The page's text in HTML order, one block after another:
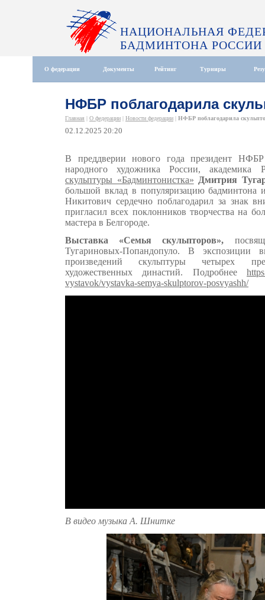
НАЦИОНАЛЬНАЯ
БАДМИНТОНА РОССИИ
О федерации Документы Рейтинг Турниры
НФБР поблагодарила
Главная | О федерации | Новости федерации | НФБР поблагодарила
02.12.2025 20:20
В преддверии нового года президент
народного художника России, академика
скульптуры «Бадминтонистка» Дмитрия
большой вклад в популяризацию бадминтона
Никитович сердечно поблагодарил за знак
пригласил всех поклонников творчества на
мастера в Белгороде.
Выставка «Семья скульпторов»,
Тугариновых-Попандопуло. В экспозиции
произведений скульптуры четырех
художественных династий. Подробнее
vystavok/vystavka-semya-skulptorov-posvyashh/
В видео музыка А. Шнитке